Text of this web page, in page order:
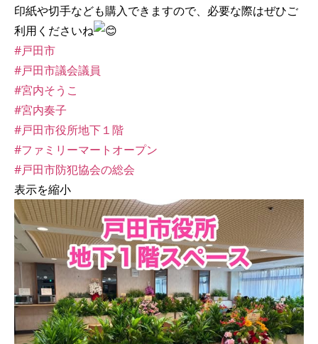
印紙や切手なども購入できますので、必要な際はぜひご
利用くださいね
#戸田市
#戸田市議会議員
#宮内そうこ
#宮内奏子
#戸田市役所地下１階
#ファミリーマートオープン
#戸田市防犯協会の総会
表示を縮小